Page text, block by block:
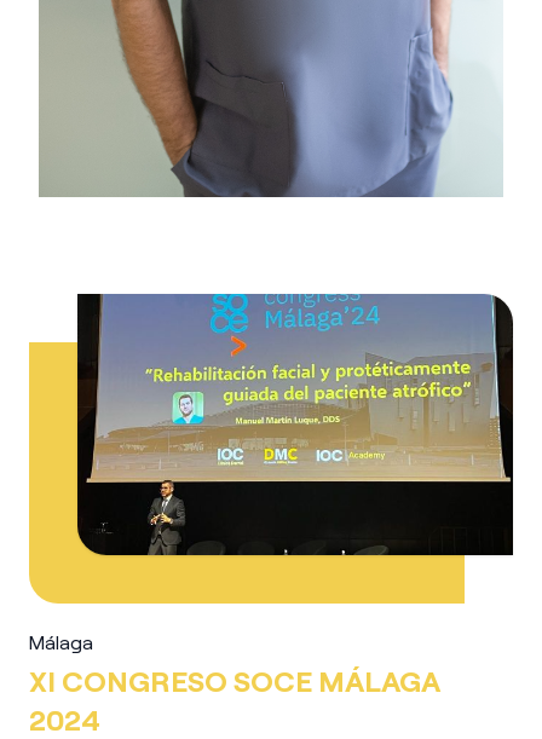
Málaga
XI CONGRESO SOCE MÁLAGA
2024